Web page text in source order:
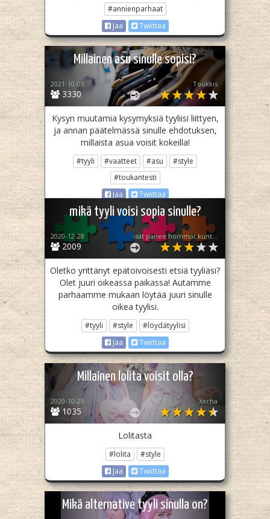
#annienparhaat
Jaa
Twiittaa
Millainen asu sinulle sopisi?
3330
2021-10-03 Toukkis
Kysyn muutamia kysymyksiä tyyliisi liittyen,
ja annan päätelmässä sinulle ehdotuksen,
millaista asua voisit kokeilla!
#tyyli #vaatteet #asu
#style
#toukantesti
Jaa
Twiittaa
mikä tyyli voisi sopia sinulle?
2009
2020-12-28 isät panee hommat kuntoon
Oletko yrittänyt epätoivoisesti etsiä tyyliäsi?
Olet juuri oikeassa paikassa! Autamme
parhaamme mukaan löytää juuri sinulle
oikea tyylisi.
#tyyli #style
#löydätyylisi
Jaa
Twiittaa
Millainen lolita voisit olla?
1035
2020-10-29 Xxcha
Lolitasta
#lolita
#style
Jaa
Twiittaa
Mikä alternative tyyli sinulla on?